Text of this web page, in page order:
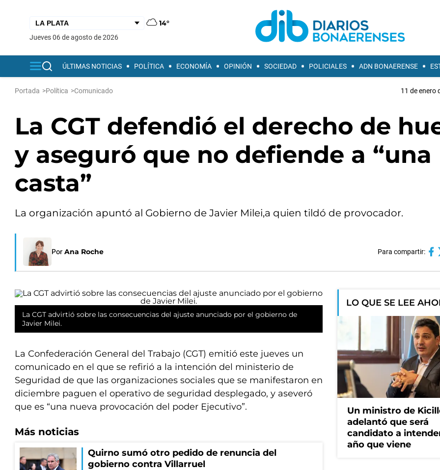
14°
jueves 06 de agosto de 2026
ÚLTIMAS NOTICIAS POLÍTICA ECONOMÍA OPINIÓN SOCIEDAD POLICIALES ADN BONAERENSE
Portada >Política >Comunicado 11 de enero
La CGT defendió el derecho de
y aseguró que no defiende a “una
casta”
La organización apuntó al Gobierno de Javier Milei,a quien tildó de provocador.
Por Ana Roche Para compartir:
La CGT advirtió sobre las consecuencias del ajuste anunciado por el gobierno de
Javier Milei.
La Confederación General del Trabajo (CGT) emitió este jueves un
comunicado en el que se refirió a la intención del ministerio de
Seguridad de que las organizaciones sociales que se manifestaron en
diciembre paguen el operativo de seguridad desplegado, y aseveró
que es “una nueva provocación del poder Ejecutivo”.
Más noticias
Quirno sumó otro pedido de renuncia del
gobierno contra Villarruel
LO QUE SE LEE
Un ministro de
adelantó que será
candidato a
año que viene